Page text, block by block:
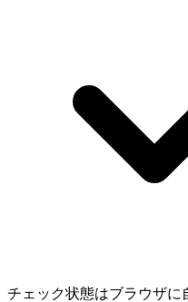
チェック状態はブラウザに